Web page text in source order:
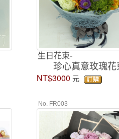
生日花束-
珍心真意玫瑰花
NT$3000 元
No. FR003